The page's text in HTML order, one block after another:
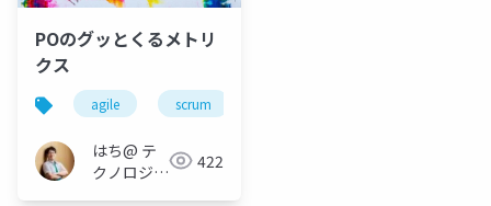
POのグッとくるメトリ
クス
agile scrum
はち@ テ
クノロジー
422